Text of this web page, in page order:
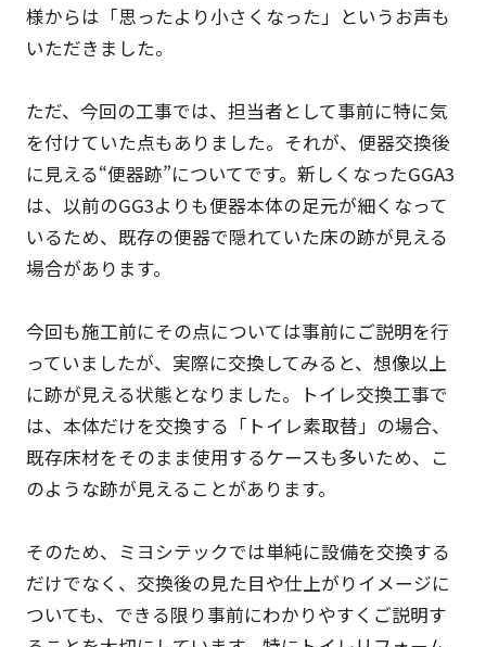
様からは「思ったより小さくなった」というお声も
いただきました。
ただ、今回の工事では、担当者として事前に特に気
を付けていた点もありました。それが、便器交換後
に見える“便器跡”についてです。新しくなったGGA3
は、以前のGG3よりも便器本体の足元が細くなって
いるため、既存の便器で隠れていた床の跡が見える
場合があります。
今回も施工前にその点については事前にご説明を行
っていましたが、実際に交換してみると、想像以上
に跡が見える状態となりました。トイレ交換工事で
は、本体だけを交換する「トイレ素取替」の場合、
既存床材をそのまま使用するケースも多いため、こ
のような跡が見えることがあります。
そのため、ミヨシテックでは単純に設備を交換する
だけでなく、交換後の見た目や仕上がりイメージに
ついても、できる限り事前にわかりやすくご説明す